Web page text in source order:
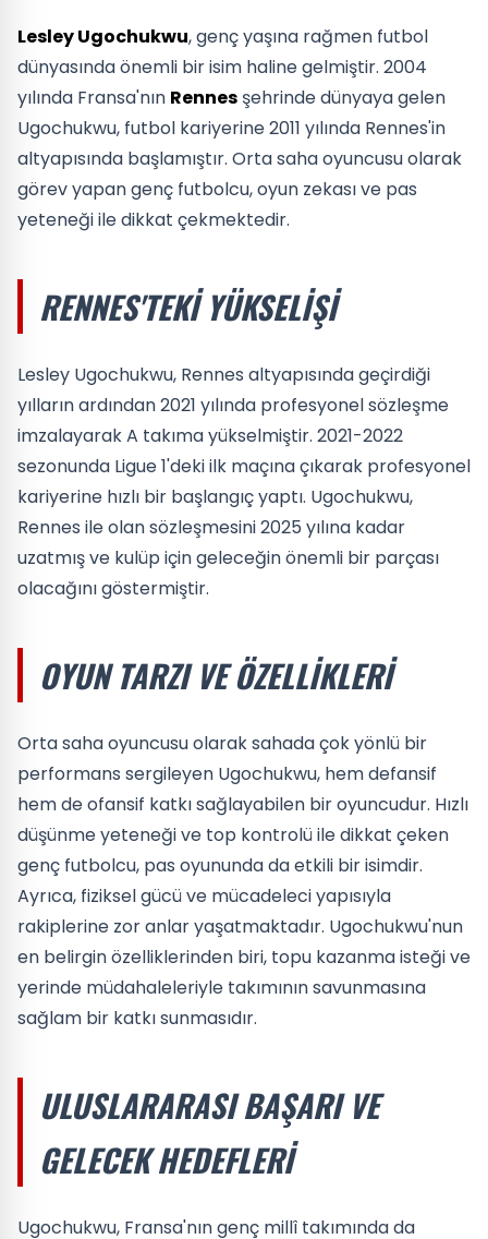
Lesley Ugochukwu, genç yaşına rağmen futbol
dünyasında önemli bir isim haline gelmiştir. 2004
yılında Fransa'nın Rennes şehrinde dünyaya gelen
Ugochukwu, futbol kariyerine 2011 yılında Rennes'in
altyapısında başlamıştır. Orta saha oyuncusu olarak
görev yapan genç futbolcu, oyun zekası ve pas
yeteneği ile dikkat çekmektedir.
RENNES'TEKI YÜKSELIŞI
Lesley Ugochukwu, Rennes altyapısında geçirdiği
yılların ardından 2021 yılında profesyonel sözleşme
imzalayarak A takıma yükselmiştir. 2021-2022
sezonunda Ligue 1'deki ilk maçına çıkarak profesyonel
kariyerine hızlı bir başlangıç yaptı. Ugochukwu,
Rennes ile olan sözleşmesini 2025 yılına kadar
uzatmış ve kulüp için geleceğin önemli bir parçası
olacağını göstermiştir.
OYUN TARZI VE ÖZELLIKLERI
Orta saha oyuncusu olarak sahada çok yönlü bir
performans sergileyen Ugochukwu, hem defansif
hem de ofansif katkı sağlayabilen bir oyuncudur. Hızlı
düşünme yeteneği ve top kontrolü ile dikkat çeken
genç futbolcu, pas oyununda da etkili bir isimdir.
Ayrıca, fiziksel gücü ve mücadeleci yapısıyla
rakiplerine zor anlar yaşatmaktadır. Ugochukwu'nun
en belirgin özelliklerinden biri, topu kazanma isteği ve
yerinde müdahaleleriyle takımının savunmasına
sağlam bir katkı sunmasıdır.
ULUSLARARASI BAŞARI VE
GELECEK HEDEFLERI
Ugochukwu, Fransa'nın genç millî takımında da